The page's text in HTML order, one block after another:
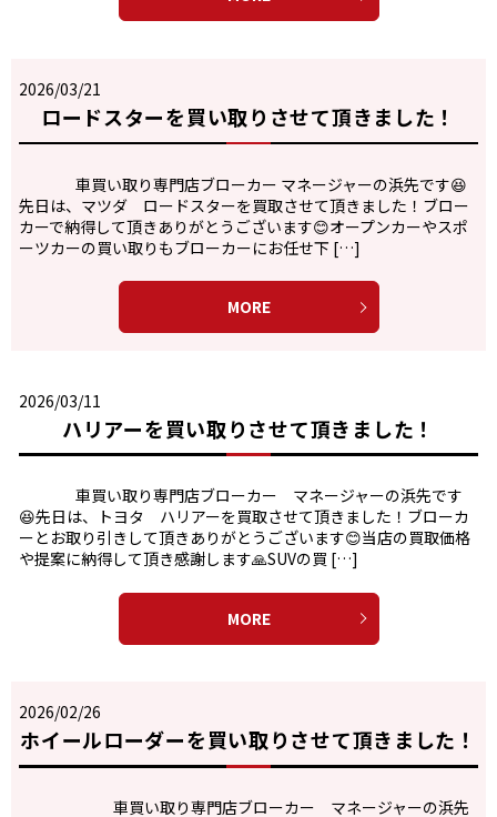
2026/03/21
ロードスターを買い取りさせて頂きました！
車買い取り専門店ブローカー マネージャーの浜先です😆
先日は、マツダ ロードスターを買取させて頂きました！ブロー
カーで納得して頂きありがとうございます😊オープンカーやスポ
ーツカーの買い取りもブローカーにお任せ下 […]
MORE
2026/03/11
ハリアーを買い取りさせて頂きました！
車買い取り専門店ブローカー マネージャーの浜先です
😆先日は、トヨタ ハリアーを買取させて頂きました！ブローカ
ーとお取り引きして頂きありがとうございます😊当店の買取価格
や提案に納得して頂き感謝します🙏SUVの買 […]
MORE
2026/02/26
ホイールローダーを買い取りさせて頂きました！
車買い取り専門店ブローカー マネージャーの浜先